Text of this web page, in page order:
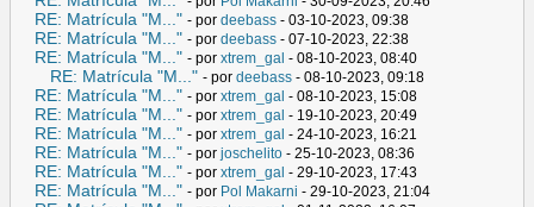
RE: Matrícula "M..." - por deebass - 03-10-2023, 09:38
RE: Matrícula "M..." - por deebass - 07-10-2023, 22:38
RE: Matrícula "M..." - por xtrem_gal - 08-10-2023, 08:40
RE: Matrícula "M..." - por deebass - 08-10-2023, 09:18
RE: Matrícula "M..." - por xtrem_gal - 08-10-2023, 15:08
RE: Matrícula "M..." - por xtrem_gal - 19-10-2023, 20:49
RE: Matrícula "M..." - por xtrem_gal - 24-10-2023, 16:21
RE: Matrícula "M..." - por joschelito - 25-10-2023, 08:36
RE: Matrícula "M..." - por xtrem_gal - 29-10-2023, 17:43
RE: Matrícula "M..." - por Pol Makarni - 29-10-2023, 21:04